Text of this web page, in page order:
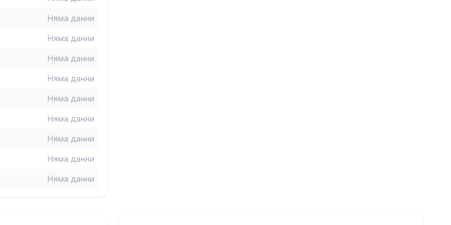
Няма данни
Няма данни
Няма данни
Няма данни
Няма данни
Няма данни
Няма данни
Няма данни
Няма данни